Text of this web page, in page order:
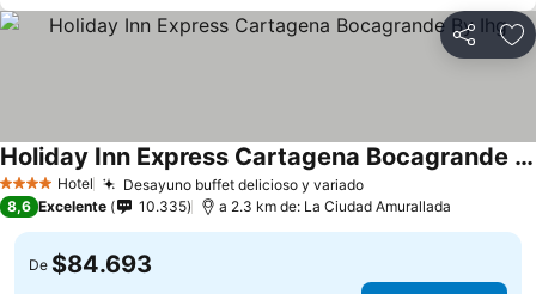
Compartir
4 EstrellasHotel Desayuno buffet delicioso y variado
Holiday Inn Express Cartagena Bocagrande By Ihg
8,6 Excelente 10.335 a 2.3 km de: La Ciudad Amurallada
De $84.693